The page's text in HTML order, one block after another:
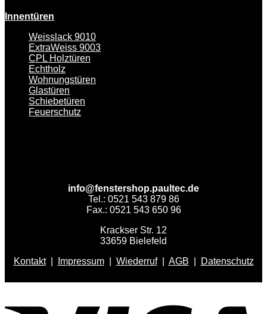
Innentüren
Weisslack 9010
ExtraWeiss 9003
CPL Holztüren
Echtholz
Wohnungstüren
Glastüren
Schiebetüren
Feuerschutz
info@fenstershop.paultec.de
Tel.: 0521 543 879 86
Fax.: 0521 543 650 96
Krackser Str. 12
33659 Bielefeld
Kontakt| Impressum| Wiederruf| AGB Datenschutz